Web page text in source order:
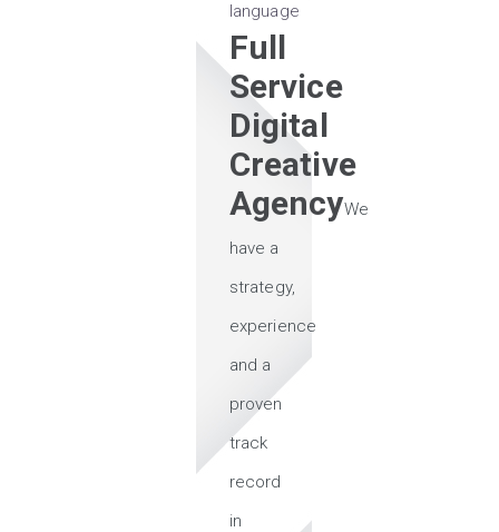
language
Full
Service
Digital
Creative
AgencyWe
have a
strategy,
experience
and a
proven
track
record
in